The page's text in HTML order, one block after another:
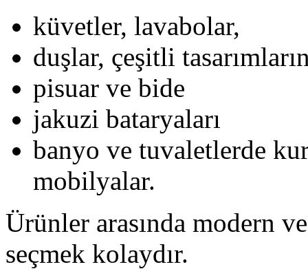
küvetler, lavabolar,
duşlar, çeşitli
pisuar ve bide
jakuzi bataryaları
banyo ve tuvaletlerde
mobilyalar.
Ürünler arasında modern
seçmek kolaydır.